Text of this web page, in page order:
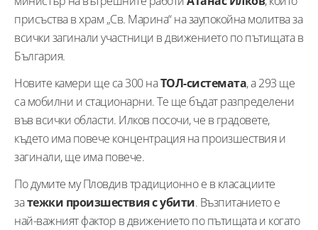
присъства в храм „Св. Марина“ на заупокойна молитва за
всички загинали участници в движението по пътищата в
България.
Новите камери ще са 300 наТОЛ-системата, а 293 ще
са мобилни и стационарни. Те ще бъдат разпределени
във всички области. Илков посочи, че в градовете,
където има повече концентрация на произшествия и
загинали, ще има повече.
По думите му Пловдив традиционно е в класациите
затежки произшествия с убити. Възпитанието е
най-важният фактор в движението по пътищата и когато